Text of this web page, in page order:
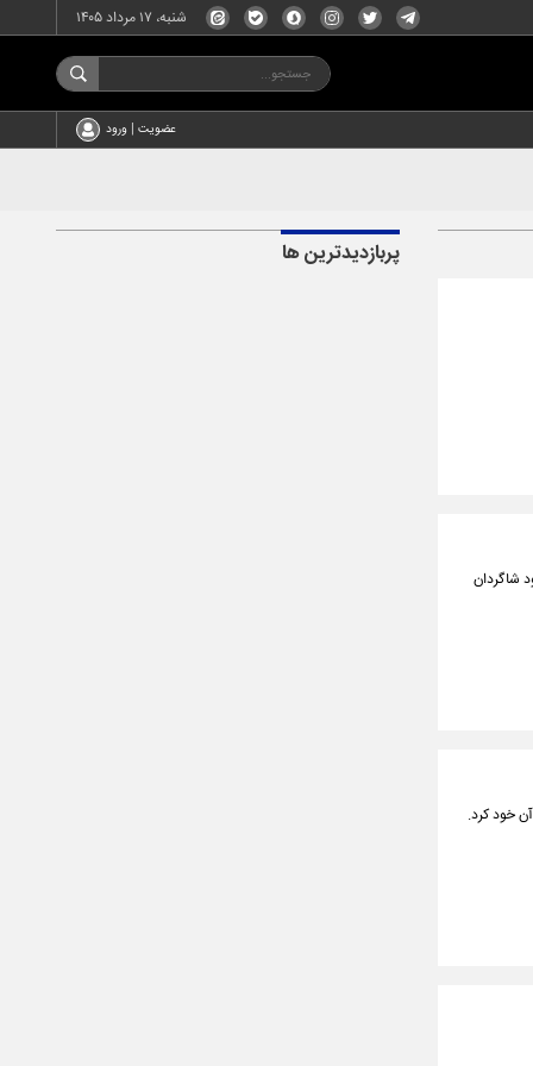
شنبه، ۱۷ مرداد ۱۴۰۵
عضویت | ورود
قزوین در هفته بیست و چهارم لیگ برتر با نتیجه ۳ بر ۲ به سود شاگردان
پربازدیدترین ها